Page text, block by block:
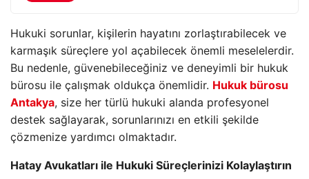
Hukuki sorunlar, kişilerin hayatını zorlaştırabilecek ve
karmaşık süreçlere yol açabilecek önemli meselelerdir.
Bu nedenle, güvenebileceğiniz ve deneyimli bir hukuk
bürosu ile çalışmak oldukça önemlidir. Hukuk bürosu
Antakya, size her türlü hukuki alanda profesyonel
destek sağlayarak, sorunlarınızı en etkili şekilde
çözmenize yardımcı olmaktadır.
Hatay Avukatları ile Hukuki Süreçlerinizi Kolaylaştırın